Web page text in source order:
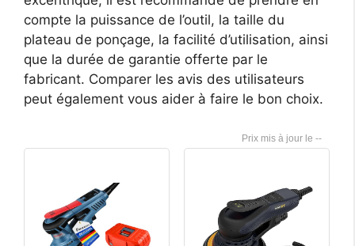
compte la puissance de l’outil, la taille du
plateau de ponçage, la facilité d’utilisation, ainsi
que la durée de garantie offerte par le
fabricant. Comparer les avis des utilisateurs
peut également vous aider à faire le bon choix.
--